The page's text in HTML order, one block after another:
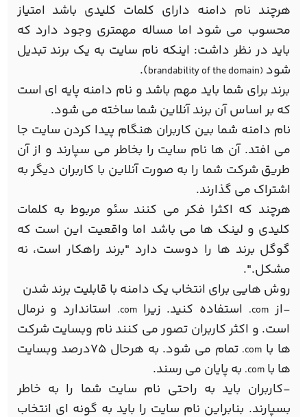
هرچند نام دامنه دارای کلمات کلیدی باشد امتیاز
محسوب می شود اما مساله مهمتری وجود دارد که
باید در نظر داشت: اینکه نام سایت به یک برند تبدیل
شود brandability of the domain)
).
برند برای شما باید مهم باشد و نام دامنه پایه ای است
که بر اساس آن برند آنلاین شما ساخته می شود.
نام دامنه شما بین کاربران هنگام پیدا کردن سایت جا
می افتد. آن ها نام سایت را بخاطر می سپارند و از آن
طریق شرکت شما را به صورت آنلاین با کاربران دیگر به
اشتراک می گذارند.
هرچند که اکثرا فکر می کنند سئو مربوط به کلمات
کلیدی و لینک ها می باشد اما واقعیت این است که
گوگل برند ها را دوست دارد "برند راهکار است، نه
مشکل.".
روش هایی برای انتخاب یک دامنه با قابلیت برند شدن
-از.com استفاده کنید. زیرا.com استاندارد و نرمال
است. و اکثر کاربران تصور می کنند نام وبسایت شرکت
ها با .com
تمام می شود. به هرحال 75درصد وبسایت
ها با.com به پایان می رسند.
-کاربران باید به راحتی نام سایت شما را به خاطر
بسپارند. بنابراین نام سایت را باید به گونه ای انتخاب